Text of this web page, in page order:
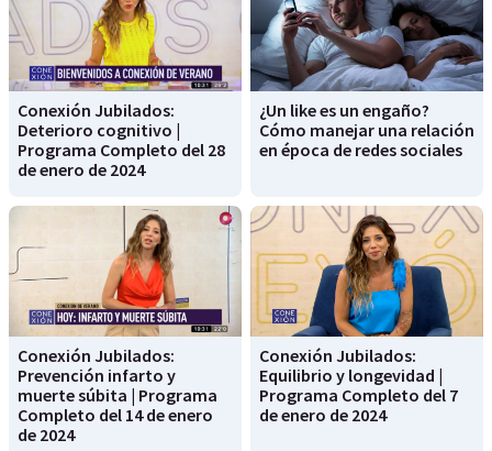
Conexión Jubilados:
Deterioro cognitivo |
Programa Completo del 28
de enero de 2024
¿Un like es un engaño?
Cómo manejar una relación
en época de redes sociales
Conexión Jubilados:
Prevención infarto y
muerte súbita | Programa
Completo del 14 de enero
de 2024
Conexión Jubilados:
Equilibrio y longevidad |
Programa Completo del 7
de enero de 2024